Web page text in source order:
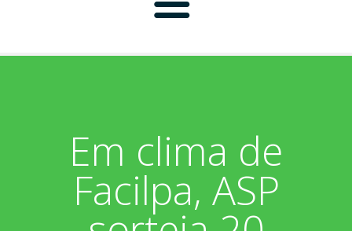
Convênio Online
Fotos
Notícias
Vídeos
Associados
Aniversariantes
Boletim Informativo
Nossos Convênios
Sobre
Em clima de
Facilpa, ASP